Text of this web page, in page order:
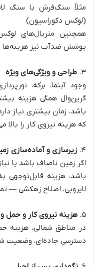
مثلاً سنگ‌فرش با سنگ
(لوکس دکوراسیون)
همچنین متریال‌های
پوشش ضدآب نیز هزینه‌ها
۳. طراحی و ویژگی‌های ویژه
وجود آبنما، برکه،
گرین‌وال همگی هزینه
باشد، زمان بیشتری نیاز
که هزینه نیروی کار را بالا
۴. زیرسازی و آماده‌سازی
اگر زمین ناصاف باشد یا
باشد، هزینه قابل‌توجهی
لایروبی، اصلاح زهکشی —
۵. هزینه نیروی کار و حمل
در مناطق شمالی، هزینه
دسترسی جاده‌ای، وضعیت